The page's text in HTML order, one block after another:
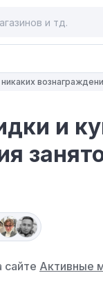
и
сайте Активные